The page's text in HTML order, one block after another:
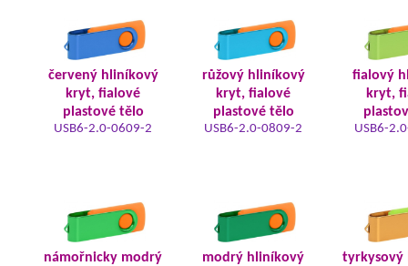
červený hliníkový
kryt, fialové
plastové tělo
USB6-2.0-0609-2
růžový hliníkový
kryt, fialové
plastové tělo
USB6-2.0-0809-2
fialový
kryt,
USB6-
námořnicky modrý
modrý hliníkový
tyrkysový